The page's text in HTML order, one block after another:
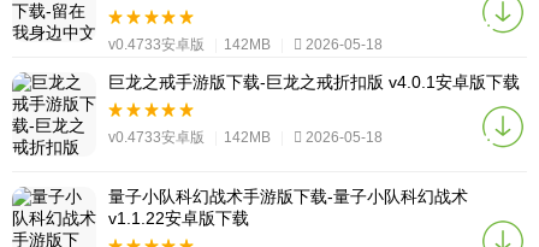
v0.4733安卓版 142MB 2026-05-18
巨龙之戒手游版下载-巨龙之戒折扣版 v4.0.1安卓版下载
v0.4733安卓版 142MB 2026-05-18
量子小队科幻战术手游版下载-量子小队科幻战术
v1.1.22安卓版下载